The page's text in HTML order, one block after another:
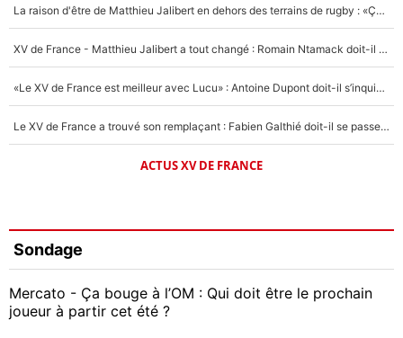
La raison d'être de Matthieu Jalibert en dehors des terrains de rugby : «Ça m'atteint autant que si tu touches à un membre de ma famille»
XV de France - Matthieu Jalibert a tout changé : Romain Ntamack doit-il s’inquiéter pour sa place à un an de la Coupe du monde ?
«Le XV de France est meilleur avec Lucu» : Antoine Dupont doit-il s’inquiéter pour sa place ?
Le XV de France a trouvé son remplaçant : Fabien Galthié doit-il se passer d'Antoine Dupont ?
ACTUS XV DE FRANCE
Sondage
Mercato - Ça bouge à l’OM : Qui doit être le prochain
joueur à partir cet été ?